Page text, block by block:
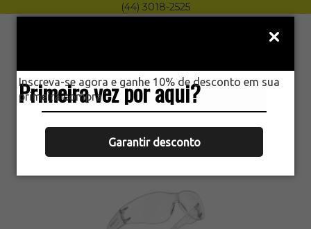
Primeira vez por aqui?
Inscreva-se agora e ganhe 10% de desconto em sua
primeira compra.
Garantir desconto
(44) 3018-2525
Menu
HOME
ÓCULOS DE PROTEÇÃO SUMMER
INCOLOR DELTAPLUS EPI